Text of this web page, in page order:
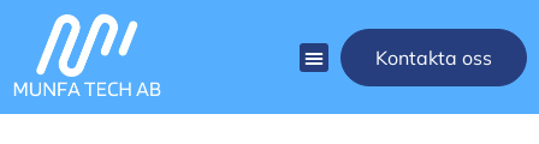
Kontakta oss